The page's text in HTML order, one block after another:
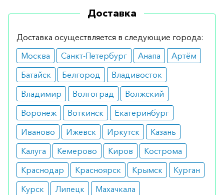
Рекомендуется при лечении злокачественных
предотвратить или устранить тошноту и рвоту,
которая появляется на фоне прохождения
химиотерапии или лучевой терапии.
Противопоказания
Обычно пациенты хорошо переносят лечение.
Не назначают лекарство только в случае наличия
индивидуальной непереносимости веществ,
входящих в состав медикамента.
Побочные эффекты
Доставка
Доставка осуществляется в следующие города:
Москва
Санкт-Петербург Анапа
Артём
Батайск
Белгород
Владивосток
Владимир
Волгоград
Волжский
Воронеж
Воткинск
Екатеринбург
Иваново
Ижевск Иркутск
Казань
Калуга
Кемерово Киров
Кострома
Краснодар
Красноярск Крымск
Курган
Курск
Липецк
Махачкала